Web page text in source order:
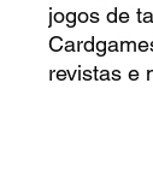
jogos de
revistas e